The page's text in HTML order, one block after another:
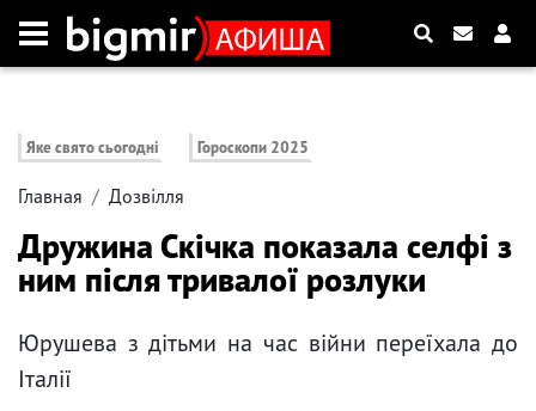
Яке свято сьогодні Гороскопи 2025
Главная Дозвілля
Дружина Скічка показала селфі з
ним після тривалої розлуки
Юрушева з дітьми на час війни переїхала до
Італії